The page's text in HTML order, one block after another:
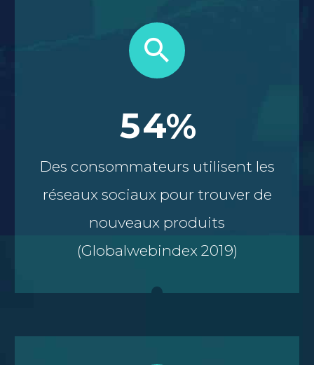


54%
Des consommateurs utilisent les
réseaux sociaux pour trouver de
nouveaux produits
(Globalwebindex 2019)